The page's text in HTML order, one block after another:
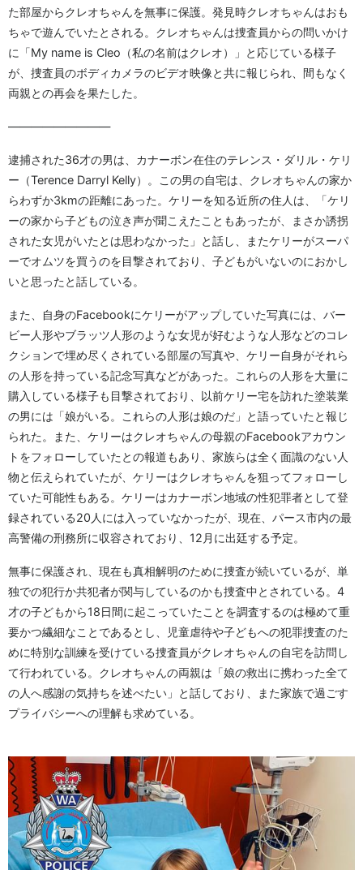
た部屋からクレオちゃんを無事に保護。発見時クレオちゃんはおも
ちゃで遊んでいたとされる。クレオちゃんは捜査員からの問いかけ
に「My name is Cleo（私の名前はクレオ）」と応じている様子
が、捜査員のボディカメラのビデオ映像と共に報じられ、間もなく
両親との再会を果たした。
—————————
逮捕された36才の男は、カナーボン在住のテレンス・ダリル・ケリ
ー（Terence Darryl Kelly）。この男の自宅は、クレオちゃんの家か
らわずか3kmの距離にあった。ケリーを知る近所の住人は、「ケリ
ーの家から子どもの泣き声が聞こえたこともあったが、まさか誘拐
された女児がいたとは思わなかった」と話し、またケリーがスーパ
ーでオムツを買うのを目撃されており、子どもがいないのにおかし
いと思ったと話している。
また、自身のFacebookにケリーがアップしていた写真には、バー
ビー人形やブラッツ人形のような女児が好むような人形などのコレ
クションで埋め尽くされている部屋の写真や、ケリー自身がそれら
の人形を持っている記念写真などがあった。これらの人形を大量に
購入している様子も目撃されており、以前ケリー宅を訪れた塗装業
の男には「娘がいる。これらの人形は娘のだ」と語っていたと報じ
られた。また、ケリーはクレオちゃんの母親のFacebookアカウン
トをフォローしていたとの報道もあり、家族らは全く面識のない人
物と伝えられていたが、ケリーはクレオちゃんを狙ってフォローし
ていた可能性もある。ケリーはカナーボン地域の性犯罪者として登
録されている20人には入っていなかったが、現在、パース市内の最
高警備の刑務所に収容されており、12月に出廷する予定。
無事に保護され、現在も真相解明のために捜査が続いているが、単
独での犯行か共犯者が関与しているのかも捜査中とされている。4
才の子どもから18日間に起こっていたことを調査するのは極めて重
要かつ繊細なことであるとし、児童虐待や子どもへの犯罪捜査のた
めに特別な訓練を受けている捜査員がクレオちゃんの自宅を訪問し
て行われている。クレオちゃんの両親は「娘の救出に携わった全て
の人へ感謝の気持ちを述べたい」と話しており、また家族で過ごす
プライバシーへの理解も求めている。